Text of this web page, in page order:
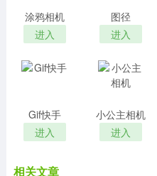
以滚动字幕，帮助大家更
2、快提词是能给广大
将各种各样的文字内容从
操作方式能让你很快的去
种不同的选择，适合在多
3、快提词免费下载分
备的弹幕提词神器。功能
视频提词任务，同时还有其
涂鸦相机
进入
图径
进入
Gif快手
进入
小公主相机
进入
相关文章